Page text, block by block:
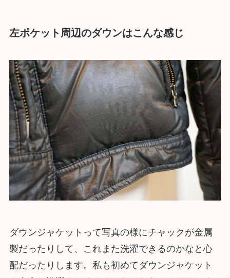
左ポケット周辺のダウンはこんな感じ
ダウンジャケットって写真の様にチャックが金属
製だったりして、これまた洗濯できるのかなと心
配だったりします。私も初めてダウンジャケット